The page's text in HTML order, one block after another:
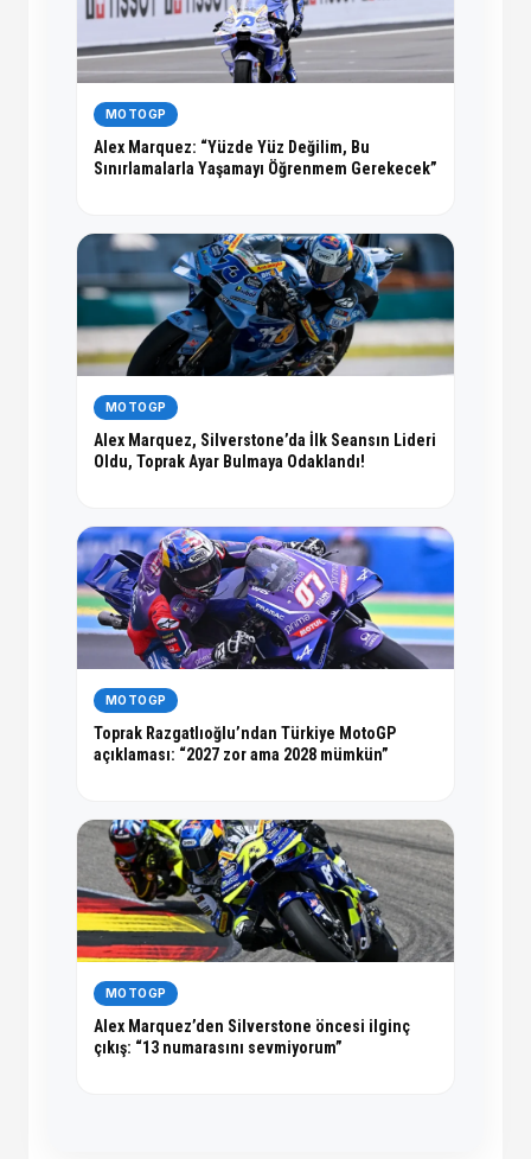
MOTOGP
Alex Marquez: “Yüzde Yüz Değilim, Bu
Sınırlamalarla Yaşamayı Öğrenmem Gerekecek”
MOTOGP
Alex Marquez, Silverstone’da İlk Seansın Lideri
Oldu, Toprak Ayar Bulmaya Odaklandı!
MOTOGP
Toprak Razgatlıoğlu’ndan Türkiye MotoGP
açıklaması: “2027 zor ama 2028 mümkün”
MOTOGP
Alex Marquez’den Silverstone öncesi ilginç
çıkış: “13 numarasını sevmiyorum”